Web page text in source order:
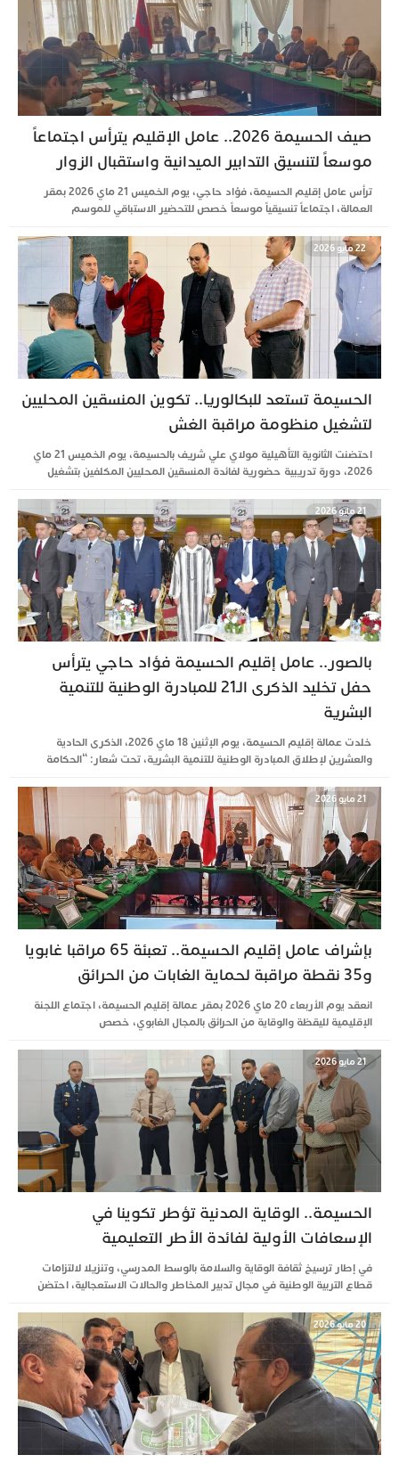
صيف الحسيمة 2026.. عامل الإقليم يترأس اجتماعاً
موسعاً لتنسيق التدابير الميدانية واستقبال الزوار
ترأس عامل إقليم الحسيمة، فؤاد حاجي، يوم الخميس 21 ماي 2026 بمقر
العمالة، اجتماعاً تنسيقياً موسعاً خصص للتحضير الاستباقي للموسم
22 مايو 2026
الحسيمة تستعد للبكالوريا.. تكوين المنسقين المحليين
لتشغيل منظومة مراقبة الغش
احتضنت الثانوية التأهيلية مولاي علي شريف بالحسيمة، يوم الخميس 21 ماي
2026، دورة تدريبية حضورية لفائدة المنسقين المحليين المكلفين بتشغيل
بالصور.. عامل إقليم الحسيمة فؤاد حاجي يترأس
حفل تخليد الذكرى الـ21 للمبادرة الوطنية للتنمية
البشرية
خلدت عمالة إقليم الحسيمة، يوم الإثنين 18 ماي 2026، الذكرى الحادية
والعشرين لإطلاق المبادرة الوطنية للتنمية البشرية، تحت شعار: “الحكامة
بإشراف عامل إقليم الحسيمة.. تعبئة 65 مراقبا غابويا
و35 نقطة مراقبة لحماية الغابات من الحرائق
انعقد يوم الأربعاء 20 ماي 2026 بمقر عمالة إقليم الحسيمة، اجتماع اللجنة
الإقليمية لليقظة والوقاية من الحرائق بالمجال الغابوي، خصص
21 مايو 2026
الحسيمة.. الوقاية المدنية تؤطر تكوينا في
الإسعافات الأولية لفائدة الأطر التعليمية
في إطار ترسيخ ثقافة الوقاية والسلامة بالوسط المدرسي، وتنزيلا لالتزامات
قطاع التربية الوطنية في مجال تدبير المخاطر والحالات الاستعجالية، احتضن
20 مايو 2026